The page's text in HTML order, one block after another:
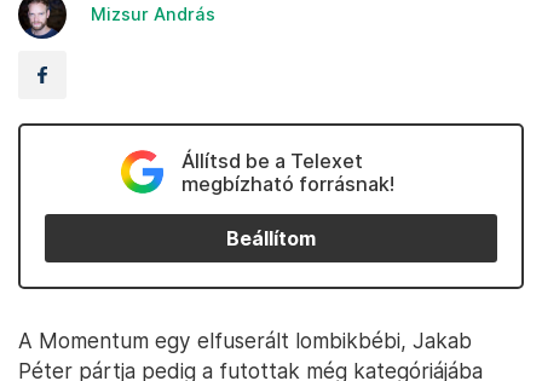
Mizsur András
Állítsd be a Telexet
megbízható forrásnak!
Beállítom
A Momentum egy elfuserált lombikbébi, Jakab
Péter pártja pedig a futottak még kategóriájába